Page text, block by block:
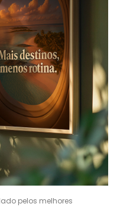
pelos melhores